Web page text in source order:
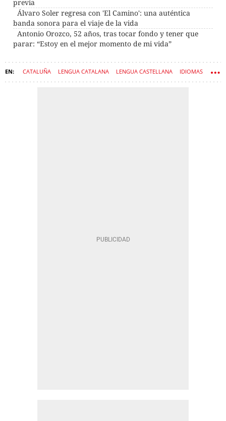
previa
Álvaro Soler regresa con 'El Camino': una auténtica
banda sonora para el viaje de la vida
Antonio Orozco, 52 años, tras tocar fondo y tener que
parar: “Estoy en el mejor momento de mi vida”
CATALUÑA LENGUA CATALANA LENGUA CASTELLANA IDIOMAS